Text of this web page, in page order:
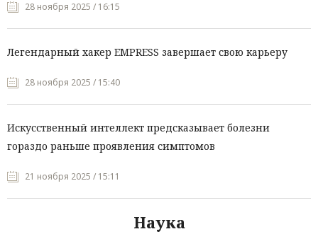
28 ноября 2025 / 16:15
Легендарный хакер EMPRESS завершает свою карьеру
28 ноября 2025 / 15:40
Искусственный интеллект предсказывает болезни
гораздо раньше проявления симптомов
21 ноября 2025 / 15:11
Наука